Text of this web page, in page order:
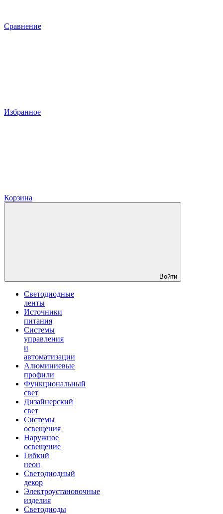
Сравнение
Избранное
Корзина
Войти
Светодиодные
ленты
Источники
питания
Системы
управления
и
автоматизации
Алюминиевые
профили
Функциональный
свет
Дизайнерский
свет
Системы
освещения
Наружное
освещение
Гибкий
неон
Светодиодный
декор
Электроустановочные
изделия
Светодиоды